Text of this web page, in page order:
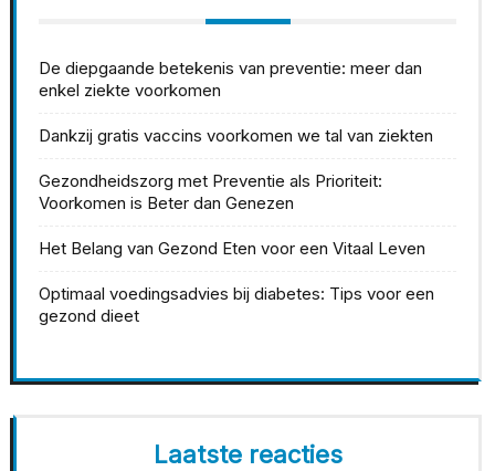
De diepgaande betekenis van preventie: meer dan
enkel ziekte voorkomen
Dankzij gratis vaccins voorkomen we tal van ziekten
Gezondheidszorg met Preventie als Prioriteit:
Voorkomen is Beter dan Genezen
Het Belang van Gezond Eten voor een Vitaal Leven
Optimaal voedingsadvies bij diabetes: Tips voor een
gezond dieet
Laatste reacties